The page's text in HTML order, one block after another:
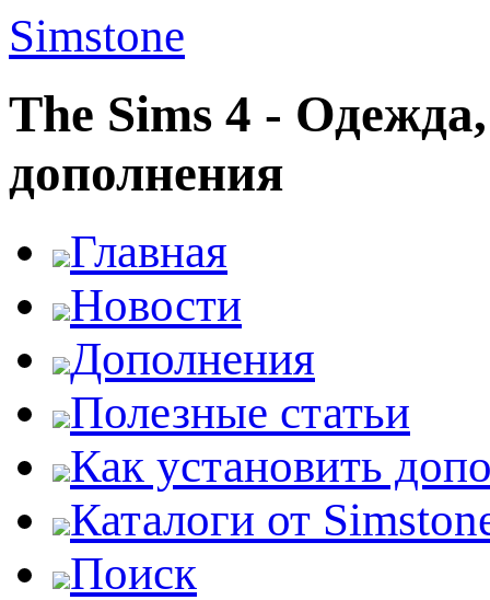
Simstone
The Sims 4 -
дополнения
Главная
Новости
Дополнения
Полезные статьи
Как установить
Каталоги от
Поиск